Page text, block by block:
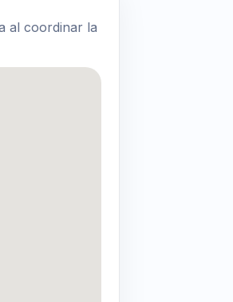
al coordinar la